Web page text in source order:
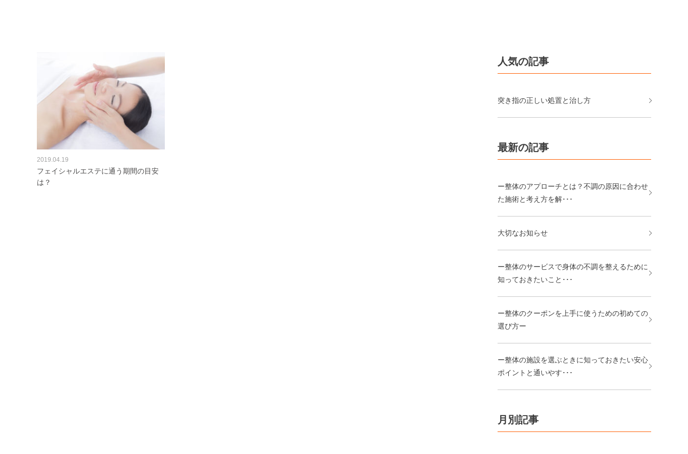
2019.04.19
フェイシャルエステに通う期間の目安
は？
人気の記事
突き指の正しい処置と治し方
最新の記事
ー整体のアプローチとは？不調の原因に合わせ
た施術と考え方を解･･･
大切なお知らせ
ー整体のサービスで身体の不調を整えるために
知っておきたいこと･･･
ー整体のクーポンを上手に使うための初めての
選び方ー
ー整体の施設を選ぶときに知っておきたい安心
ポイントと通いやす･･･
月別記事